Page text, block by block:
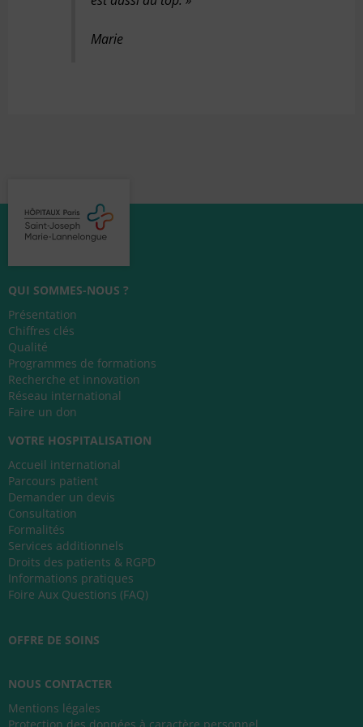
Marie
QUI SOMMES-NOUS ?
Présentation
Chiffres clés
Qualité
Programmes de formations
Recherche et innovation
Réseau international
Faire un don
VOTRE HOSPITALISATION
Accueil international
Parcours patient
Demander un devis
Consultation
Formalités
Services additionnels
Droits des patients & RGPD
Informations pratiques
Foire Aux Questions (FAQ)
OFFRE DE SOINS
NOUS CONTACTER
Mentions légales